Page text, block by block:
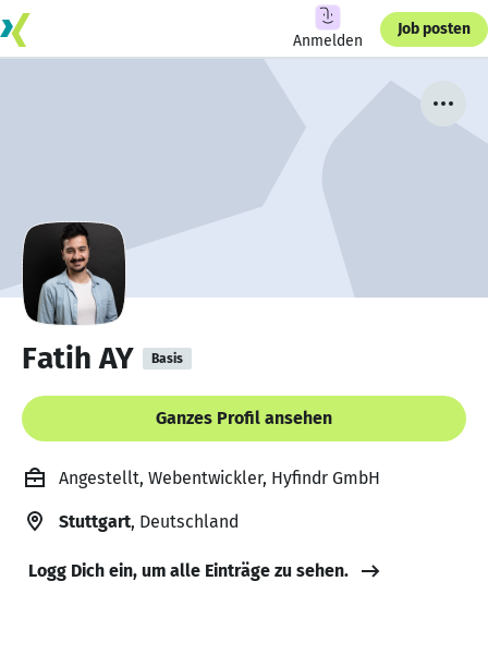
Anmelden
Job posten
Fatih AY Basis
Ganzes Profil ansehen
Angestellt, Webentwickler, Hyfindr GmbH
Stuttgart, Deutschland
Logg Dich ein, um alle Einträge zu sehen.